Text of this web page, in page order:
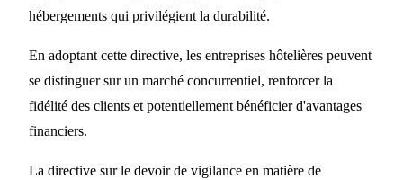
hébergements qui privilégient la durabilité.
En adoptant cette directive, les entreprises hôtelières peuvent
se distinguer sur un marché concurrentiel, renforcer la
fidélité des clients et potentiellement bénéficier d'avantages
financiers.
La directive sur le devoir de vigilance en matière de